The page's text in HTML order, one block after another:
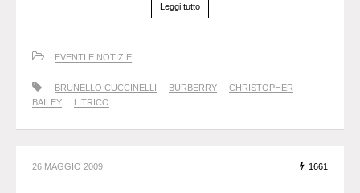
Leggi tutto
EVENTI E NOTIZIE
BRUNELLO CUCCINELLI BURBERRY
CHRISTOPHER
BAILEY
LITRICO
26 MAGGIO 2009 1661